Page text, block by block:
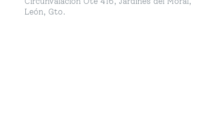
León, Gto.